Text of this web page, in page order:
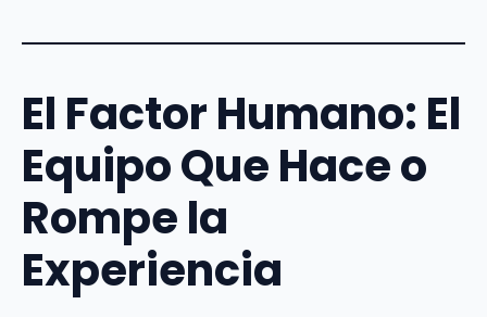
El Factor Humano: El
Equipo Que Hace o
Rompe la
Experiencia